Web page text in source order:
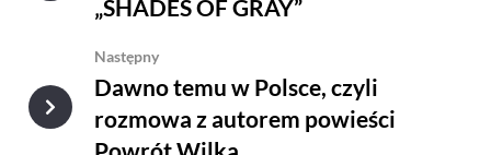
„SHADES OF GRAY”
Następny
Dawno temu w Polsce, czyli
rozmowa z autorem powieści